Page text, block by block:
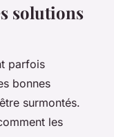
solutions
parfois
bonnes
surmontés.
les